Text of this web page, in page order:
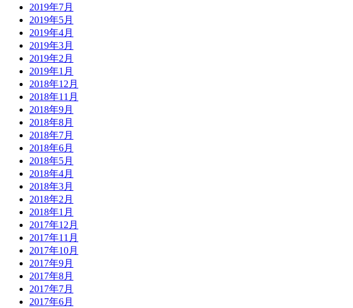
2019年7月
2019年5月
2019年4月
2019年3月
2019年2月
2019年1月
2018年12月
2018年11月
2018年9月
2018年8月
2018年7月
2018年6月
2018年5月
2018年4月
2018年3月
2018年2月
2018年1月
2017年12月
2017年11月
2017年10月
2017年9月
2017年8月
2017年7月
2017年6月